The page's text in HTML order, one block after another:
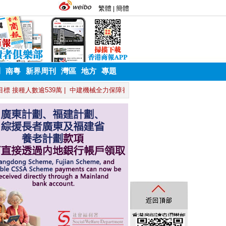
南粵 新界周刊 灣區 地方 專題